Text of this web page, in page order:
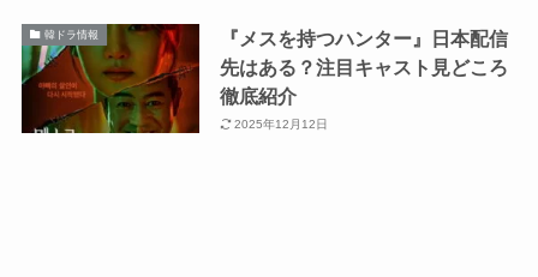
韓ドラ情報
『メスを持つハンター』日本配信
先はある？注目キャスト見どころ
徹底紹介
2025年12月12日